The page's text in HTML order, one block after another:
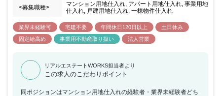
<募集職種>
マンション用地仕入れ, アパート用地仕入れ, 事業用地
仕入れ, 戸建用地仕入れ, 一棟物件仕入れ
業界未経験可 宅建不要 年間休日120日以上
土日休み
固定給高め
事業用不動産取り扱い 法人営業
リアルエステートWORKS担当者より
この求人のこだわりポイント
同ポジションはマンション用地仕入れの経験者・業界未経験者どち